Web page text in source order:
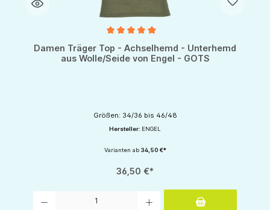
Durchschnittliche Bewertung von 5 von 5 Sternen
Damen Träger Top - Achselhemd - Unterhemd
aus Wolle/Seide von Engel - GOTS
Größen: 34/36 bis 46/48
Hersteller: ENGEL
Varianten ab34,50 €*
36,50 €*